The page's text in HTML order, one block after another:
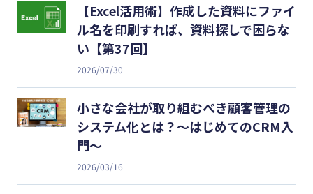
【Excel活用術】作成した資料にファイ
ル名を印刷すれば、資料探しで困らな
い【第37回】
2026/07/30
小さな会社が取り組むべき顧客管理の
システム化とは？～はじめてのCRM入
門～
2026/03/16